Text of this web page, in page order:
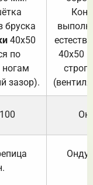
бруска
40х50
по
зазор).
40х50